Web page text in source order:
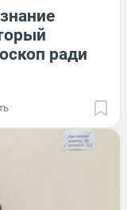
ради